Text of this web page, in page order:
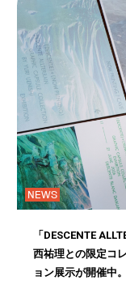
NEWS
「DESCENTE
西祐理との限定コ
ョン展示が開催中。